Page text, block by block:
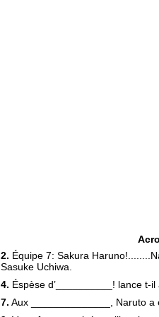
2. Équipe 7: Sakura
Sasuke Uchiwa.
4. Éspèse d’__________! lance t-
7. Aux ______________, Naruto a